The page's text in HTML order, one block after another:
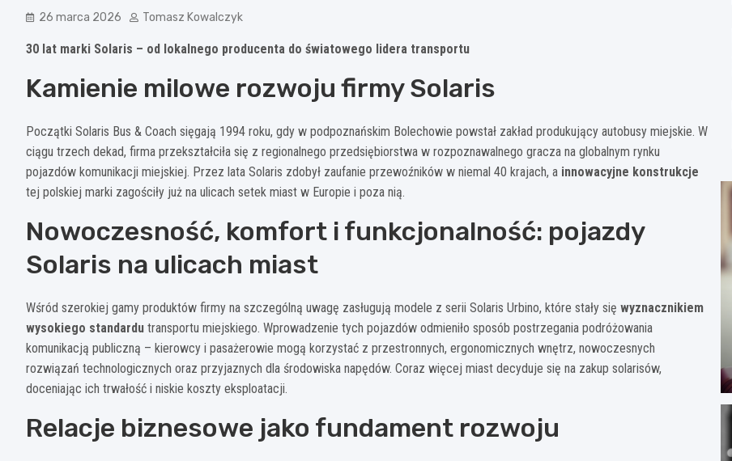
26 marca 2026 Tomasz Kowalczyk
30 lat marki Solaris – od lokalnego producenta do światowego lidera transportu
Kamienie milowe rozwoju firmy Solaris
Początki Solaris Bus & Coach sięgają 1994 roku, gdy w podpoznańskim Bolechowie powstał zakład produkujący autobusy miejskie. W
ciągu trzech dekad, firma przekształciła się z regionalnego przedsiębiorstwa w rozpoznawalnego gracza na globalnym rynku
pojazdów komunikacji miejskiej. Przez lata Solaris zdobył zaufanie przewoźników w niemal 40 krajach, a innowacyjne konstrukcje
tej polskiej marki zagościły już na ulicach setek miast w Europie i poza nią.
Nowoczesność, komfort i funkcjonalność: pojazdy
Solaris na ulicach miast
Wśród szerokiej gamy produktów firmy na szczególną uwagę zasługują modele z serii Solaris Urbino, które stały się wyznacznikiem
wysokiego standardu transportu miejskiego. Wprowadzenie tych pojazdów odmieniło sposób postrzegania podróżowania
komunikacją publiczną – kierowcy i pasażerowie mogą korzystać z przestronnych, ergonomicznych wnętrz, nowoczesnych
rozwiązań technologicznych oraz przyjaznych dla środowiska napędów. Coraz więcej miast decyduje się na zakup solarisów,
doceniając ich trwałość i niskie koszty eksploatacji.
Relacje biznesowe jako fundament rozwoju